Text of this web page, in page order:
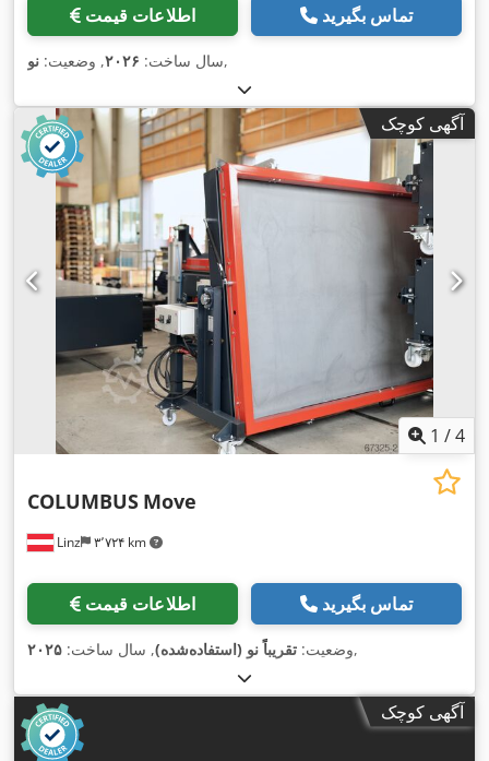
اطلاعات قیمت تماس بگیرید
سال ساخت: ۲۰۲۶, وضعیت: نو ,
آگهی کوچک
1 /4
Linz ۳٬۷۲۴ km
COLUMBUS Move
اطلاعات قیمت تماس بگیرید
وضعیت: تقریباً نو (استفاده‌شده), سال ساخت: ۲۰۲۵ ,
آگهی کوچک